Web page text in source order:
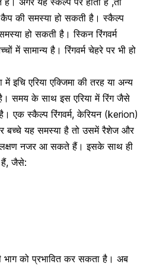
की समस्या हो सकती है। स्कैल्प
हो सकती है।स्किन रिंगवर्म
में सामान्य है। रिंगवर्म चेहरे पर भी हो
में इचि एरियाएक्जिमा की तरह या अन्य
समय के साथ इस एरिया में रिंग जैसे
एक स्कैल्प रिंगवर्म, केरियन (kerion)
बच्चे यह समस्या है तो उसमेंरैशेज और
नजर आ सकते हैं। इसके साथ ही
जैसे:
भागको प्रभावित कर सकता है। अब